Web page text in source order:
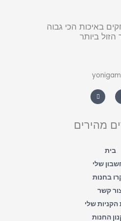
באיכות הכי גבוה
הזול ביותר
h
a
t
p
p
מהירים
בית
שלי
בחנות
קשר
הקניות שלי
החנות